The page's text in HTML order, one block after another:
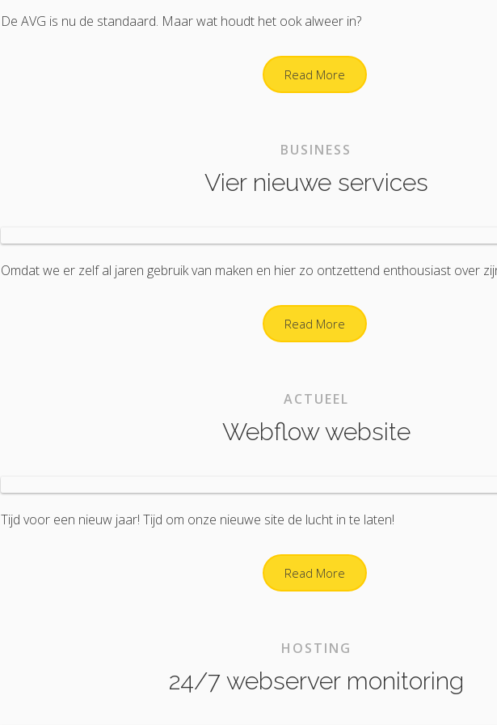
De AVG is nu de standaard. Maar wat houdt het ook alweer in?
Read More
BUSINESS
Vier nieuwe services
Omdat we er zelf al jaren gebruik van maken en hier zo ontzettend enthousiast over
Read More
ACTUEEL
Webflow website
Tijd voor een nieuw jaar! Tijd om onze nieuwe site de lucht in te laten!
Read More
HOSTING
24/7 webserver monitoring